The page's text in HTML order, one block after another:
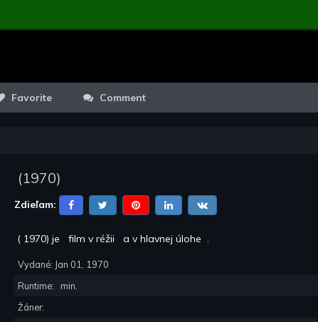
Favorite Comment
(1970)
Zdieľam:
( 1970) je film v réžii a v hlavnej úlohe .
Vydané: Jan 01, 1970
Runtime:
min.
Žáner: